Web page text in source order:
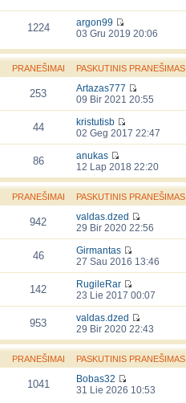
1224
argon99
03 Gru 2019 20:06
PRANEŠIMAI PASKUTINIS PRANEŠIMAS
253
Artazas777
09 Bir 2021 20:55
44
kristutisb
02 Geg 2017 22:47
86
anukas
12 Lap 2018 22:20
PRANEŠIMAI PASKUTINIS PRANEŠIMAS
942
valdas.dzed
29 Bir 2020 22:56
46
Girmantas
27 Sau 2016 13:46
142
RugileRar
23 Lie 2017 00:07
953
valdas.dzed
29 Bir 2020 22:43
PRANEŠIMAI PASKUTINIS PRANEŠIMAS
1041
Bobas32
31 Lie 2026 10:53